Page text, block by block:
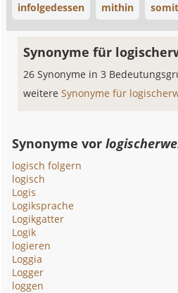
infolgedessen mithin somit
Synonyme für
26 Synonyme in 3
weitereSynonyme für
Synonyme vor
logisch folgern
logisch
Logis
Logiksprache
Logikgatter
Logik
logieren
Loggia
Logger
loggen